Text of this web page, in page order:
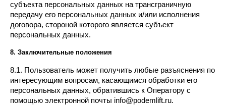
субъекта персональных данных на трансграничную
передачу его персональных данных и/или исполнения
договора, стороной которого является субъект
персональных данных.
8. Заключительные положения
8.1. Пользователь может получить любые разъяснения по
интересующим вопросам, касающимся обработки его
персональных данных, обратившись к Оператору с
помощью электронной почты info@podemlift.ru.